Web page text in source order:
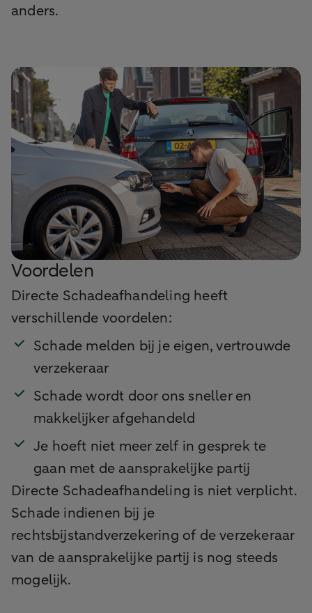
anders.
Voordelen
Directe Schadeafhandeling heeft
verschillende voordelen:
Schade melden bij je eigen, vertrouwde
verzekeraar
Schade wordt door ons sneller en
makkelijker afgehandeld
Je hoeft niet meer zelf in gesprek te
gaan met de aansprakelijke partij
Directe Schadeafhandeling is niet verplicht.
Schade indienen bij je
rechtsbijstandverzekering of de verzekeraar
van de aansprakelijke partij is nog steeds
mogelijk.